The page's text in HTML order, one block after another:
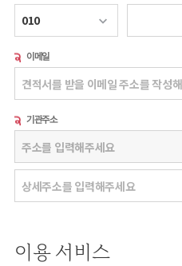
이메일
기관주소
이용 서비스